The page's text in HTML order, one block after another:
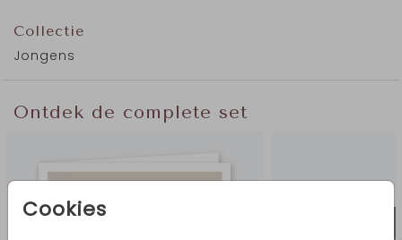
Cookies
Collectie
Jongens
Ontdek de complete set